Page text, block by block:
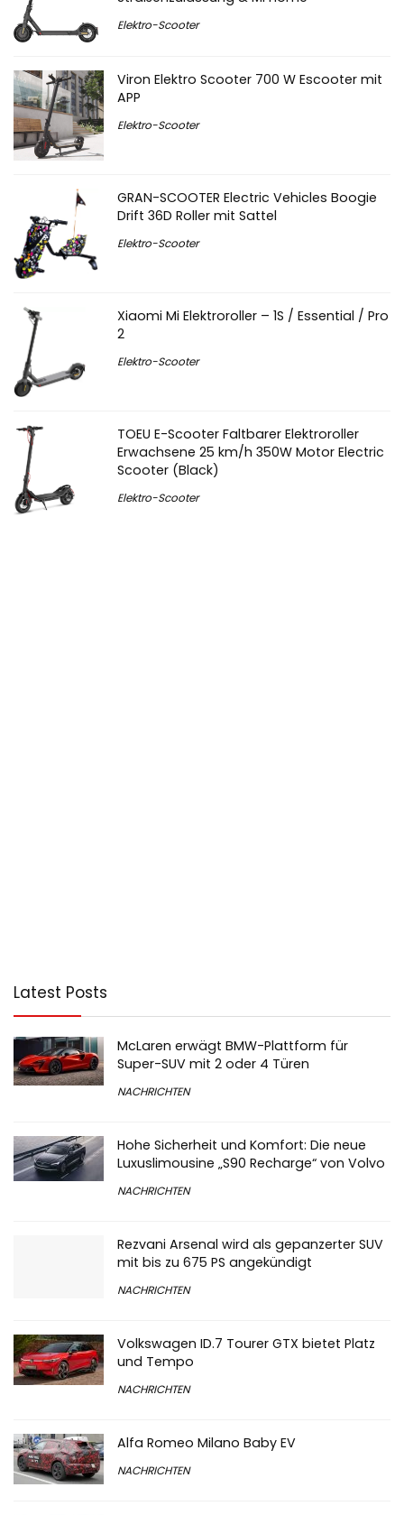
Elektro-Scooter
Viron Elektro Scooter 700 W Escooter mit
APP
Elektro-Scooter
GRAN-SCOOTER Electric Vehicles Boogie
Drift 36D Roller mit Sattel
Elektro-Scooter
Xiaomi Mi Elektroroller – 1S / Essential / Pro
2
Elektro-Scooter
TOEU E-Scooter Faltbarer Elektroroller
Erwachsene 25 km/h 350W Motor Electric
Scooter (Black)
Elektro-Scooter
Latest Posts
McLaren erwägt BMW-Plattform für
Super-SUV mit 2 oder 4 Türen
NACHRICHTEN
Hohe Sicherheit und Komfort: Die neue
Luxuslimousine „S90 Recharge“ von Volvo
NACHRICHTEN
Rezvani Arsenal wird als gepanzerter SUV
mit bis zu 675 PS angekündigt
NACHRICHTEN
Volkswagen ID.7 Tourer GTX bietet Platz
und Tempo
NACHRICHTEN
Alfa Romeo Milano Baby EV
NACHRICHTEN